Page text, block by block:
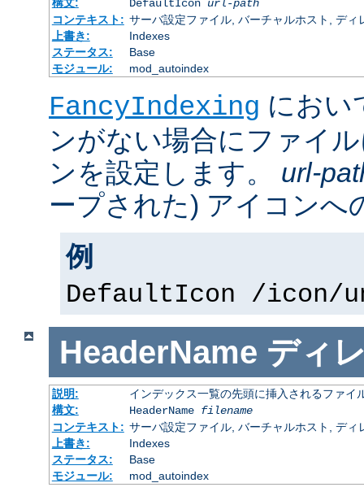
DefaultIcon url-path
コンテキスト: サーバ設定ファイル, バーチャルホスト, ディ
上書き:
Indexes
ステータス:
Base
モジュール:
mod_autoindex
FancyIndexing におい
ンがない場合にファイ
ンを設定します。 url-
ープされた) アイコンへ
例
DefaultIcon /icon/
HeaderName ディ
説明:
インデックス一覧の先頭に挿入されるファイ
構文:
HeaderName filename
コンテキスト: サーバ設定ファイル, バーチャルホスト, ディ
上書き:
Indexes
ステータス:
Base
モジュール:
mod_autoindex